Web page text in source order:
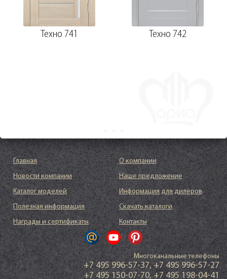
Техно 741 Техно 742
Главная
О компании
Новости компании
Наше предложение
Каталог моделей
Информация для дилеров
Полезная информация
Скачать каталоги
Награды и сертификаты
Контакты
Многоканальные телефоны
+7 495 996-57-37,+7 495 996-57-27
+7 495 150-07-70,+7 495 198-04-41